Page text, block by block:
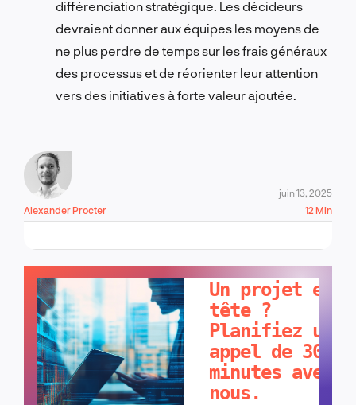
différenciation stratégique. Les décideurs
devraient donner aux équipes les moyens de
ne plus perdre de temps sur les frais généraux
des processus et de réorienter leur attention
vers des initiatives à forte valeur ajoutée.
Alexander Procter
juin 13, 2025
12 Min
Un projet en
tête ?
Planifiez un
appel de 30
minutes avec
nous.